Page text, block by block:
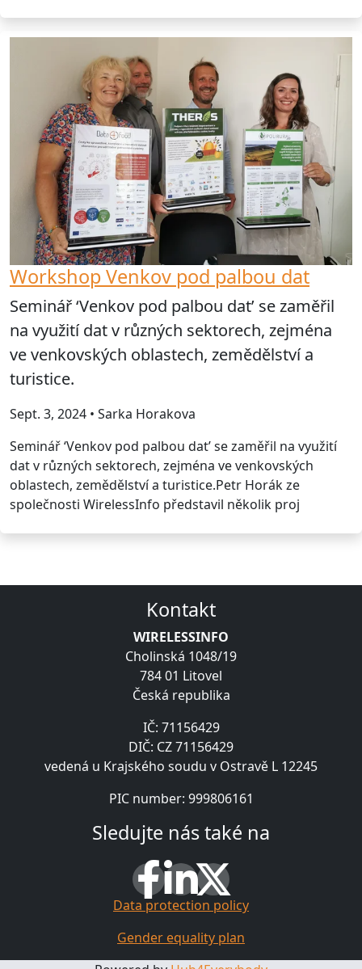
Workshop Venkov pod palbou dat
Seminář ‘Venkov pod palbou dat’ se zaměřil
na využití dat v různých sektorech, zejména
ve venkovských oblastech, zemědělství a
turistice.
Sept. 3, 2024 • Sarka Horakova
Seminář ‘Venkov pod palbou dat’ se zaměřil na využití
dat v různých sektorech, zejména ve venkovských
oblastech, zemědělství a turistice.Petr Horák ze
společnosti WirelessInfo představil několik proj
Kontakt
WIRELESSINFO
Cholinská 1048/19
784 01 Litovel
Česká republika
IČ: 71156429
DIČ: CZ 71156429
vedená u Krajského soudu v Ostravě L 12245
PIC number: 999806161
Sledujte nás také na
Data protection policy
Gender equality plan